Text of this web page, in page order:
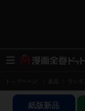
トップページ ラン
紙版新品